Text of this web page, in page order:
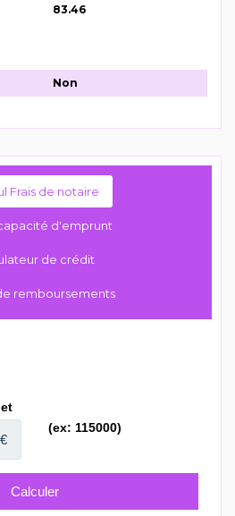
83.46
Non
Frais de notaire
d'emprunt
de crédit
remboursements